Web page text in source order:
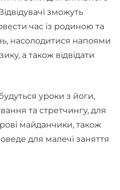
зможуть
час із родиною та
насолодитися напоями
а також відвідати
уроки з йоги,
та стретчингу, для
майданчики, також
для малечі заняття